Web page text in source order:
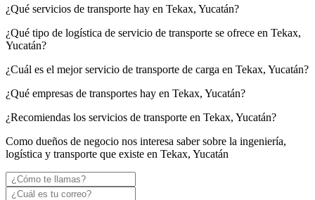
¿Qué servicios de transporte hay en Tekax, Yucatán?
¿Qué tipo de logística de servicio de transporte se ofrece en Tekax,
Yucatán?
¿Cuál es el mejor servicio de transporte de carga en Tekax, Yucatán?
¿Qué empresas de transportes hay en Tekax, Yucatán?
¿Recomiendas los servicios de transporte en Tekax, Yucatán?
Como dueños de negocio nos interesa saber sobre la ingeniería,
logística y transporte que existe en Tekax, Yucatán